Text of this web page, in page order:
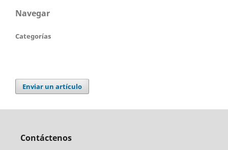
Navegar
Categorías
Enviar un artículo
Contáctenos